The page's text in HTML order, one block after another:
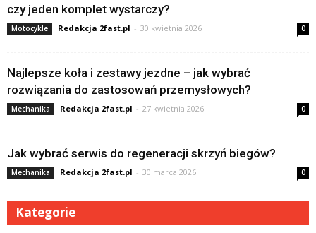
czy jeden komplet wystarczy?
Motocykle Redakcja 2fast.pl - 30 kwietnia 2026 0
Najlepsze koła i zestawy jezdne – jak wybrać
rozwiązania do zastosowań przemysłowych?
Mechanika Redakcja 2fast.pl - 27 kwietnia 2026 0
Jak wybrać serwis do regeneracji skrzyń biegów?
Mechanika Redakcja 2fast.pl - 30 marca 2026 0
Kategorie